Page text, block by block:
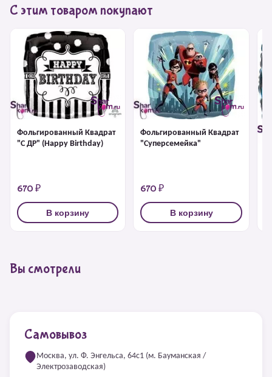
С этим товаром покупают
Фольгированный Квадрат
"С ДР" (Happy Birthday)
670 ₽
В корзину
Фольгированный Квадрат
"Суперсемейка"
670 ₽
В корзину
Вы смотрели
Самовывоз
Москва, ул. Ф. Энгельса, 64с1 (м. Бауманская /
Электрозаводская)